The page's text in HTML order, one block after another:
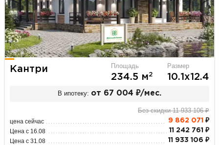
Кантри Площадь
234.5 м2
Размер
10.1х12.4
В ипотеку: от 67 004 ₽/мес.
Без скидки 11 933 106 ₽
цена сейчас 9 862 071 ₽
Цена с 16.08 11 242 761 ₽
Цена с 31.08 11 933 106 ₽